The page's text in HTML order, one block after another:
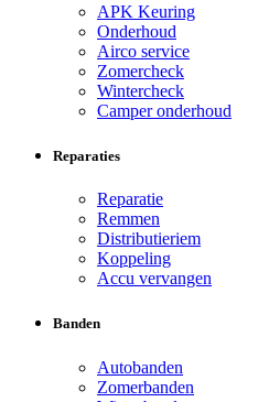
APK Keuring
Onderhoud
Airco service
Zomercheck
Wintercheck
Camper onderhoud
Reparaties
Reparatie
Remmen
Distributieriem
Koppeling
Accu vervangen
Banden
Autobanden
Zomerbanden